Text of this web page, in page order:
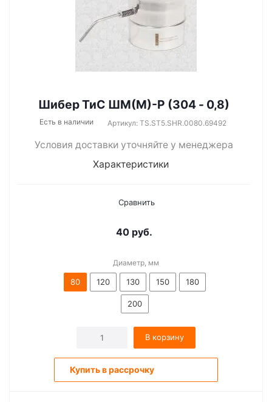
Шибер ТиС ШМ(М)-Р (304 - 0,8)
Есть в наличии Артикул: TS.ST5.SHR.0080.69492
Условия доставки уточняйте у менеджера
Характеристики
Сравнить
40руб.
Диаметр, мм
80 120 130 150 180
200
В корзину
Купить в рассрочку